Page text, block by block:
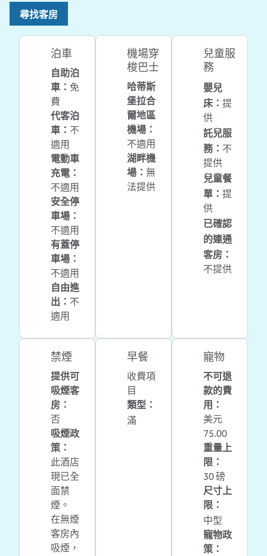
尋找客房
泊車
自助泊
車 ： 免
費
代客泊
車 ： 不
適用
電動車
充電 ：
不適用
安全停
車場 ：
不適用
有蓋停
車場 ：
不適用
自由進
出 ： 不
適用
機場穿
梭巴士
哈蒂斯
堡拉合
爾地區
機場 ：
不適用
湖畔機
場 ： 無
法提供
兒童服
務
嬰兒
床 ： 提
供
託兒服
務 ： 不
提供
兒童餐
單 ： 提
供
已確認
的連通
客房 ：
不提供
禁煙
提供可
吸煙客
房：
否
吸煙政
策：
此酒店
現已全
面禁
煙。
在無煙
客房內
吸煙，
早餐
收費項
目
類型：
滿
寵物
不可退
款的費
用：
美元
75.00
重量上
限：
30 磅
尺寸上
限：
中型
寵物政
策：